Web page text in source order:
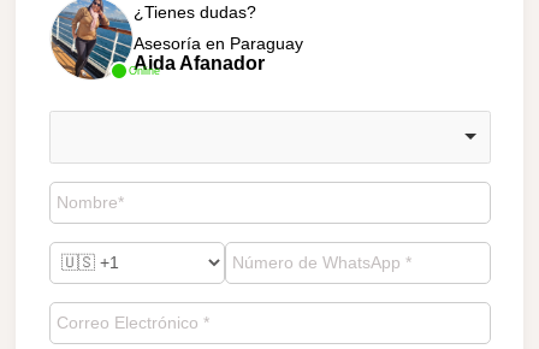
Online
¿Tienes dudas?
Asesoría en Paraguay
Aida Afanador